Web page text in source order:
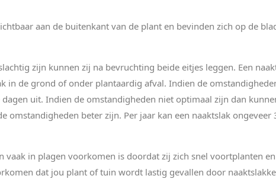
aan de buitenkant van de plant en bevinden zich op de
zijn kunnen zij na bevruchting beide eitjes leggen. Een
in de grond of onder plantaardig afval. Indien de
uit. Indien de omstandigheden niet optimaal zijn dan
omstandigheden beter zijn. Per jaar kan een naaktslak ongeveer
vaak in plagen voorkomen is doordat zij zich snel voortplanten
dat jou plant of tuin wordt lastig gevallen door